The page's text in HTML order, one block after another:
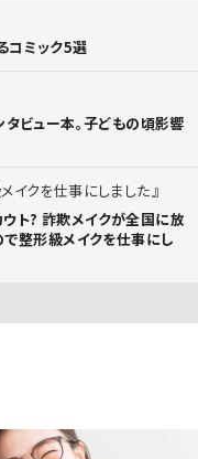
コミック5選
タビュー本。子どもの頃影響
イクを仕事にしました
ウト? 詐欺メイクが全国に放
整形級メイクを仕事にし